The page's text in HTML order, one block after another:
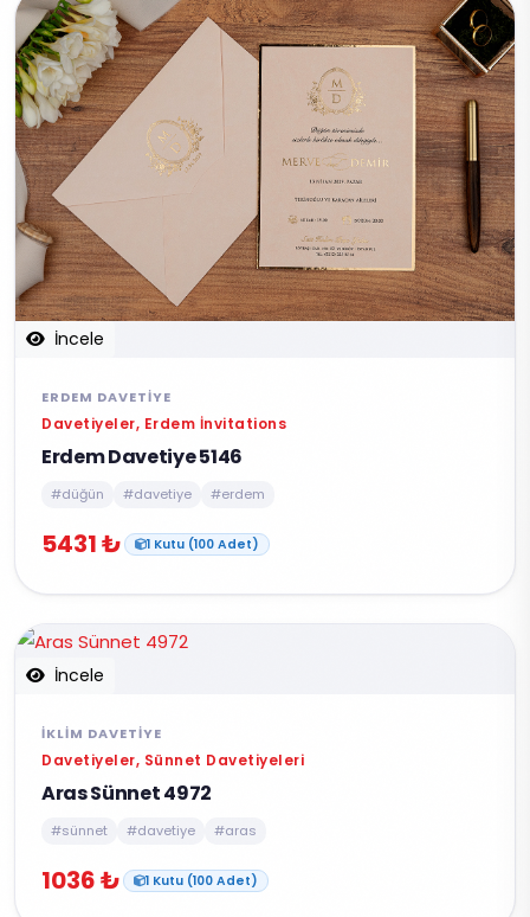
İncele
ERDEM DAVETIYE
Davetiyeler, Erdem İnvitations
Erdem Davetiye 5146
#düğün #davetiye #erdem
5431 ₺ 1 Kutu (100 Adet)
İncele
İKLIM DAVETIYE
Davetiyeler, Sünnet Davetiyeleri
Aras Sünnet 4972
#sünnet #davetiye #aras
1036 ₺ 1 Kutu (100 Adet)